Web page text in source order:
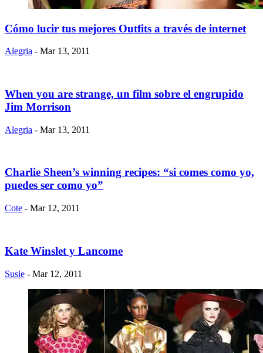
Cómo lucir tus mejores Outfits a través de internet
Alegria - Mar 13, 2011
When you are strange, un film sobre el engrupido
Jim Morrison
Alegria - Mar 13, 2011
Charlie Sheen’s winning recipes: “si comes como yo,
puedes ser como yo”
Cote - Mar 12, 2011
Kate Winslet y Lancome
Susie - Mar 12, 2011